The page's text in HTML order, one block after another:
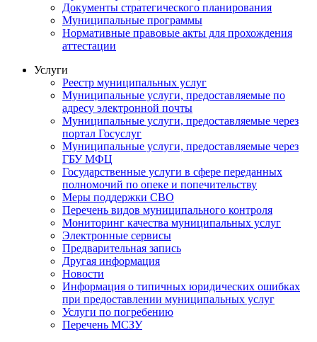
Документы стратегического планирования
Муниципальные программы
Нормативные правовые акты для прохождения
аттестации
Услуги
Реестр муниципальных услуг
Муниципальные услуги, предоставляемые по
адресу электронной почты
Муниципальные услуги, предоставляемые через
портал Госуслуг
Муниципальные услуги, предоставляемые через
ГБУ МФЦ
Государственные услуги в сфере переданных
полномочий по опеке и попечительству
Меры поддержки СВО
Перечень видов муниципального контроля
Мониторинг качества муниципальных услуг
Электронные сервисы
Предварительная запись
Другая информация
Новости
Информация о типичных юридических ошибках
при предоставлении муниципальных услуг
Услуги по погребению
Перечень МСЗУ